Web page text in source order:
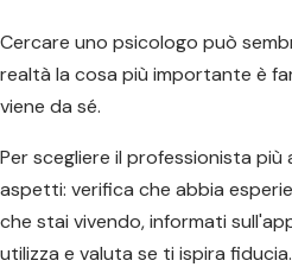
Cercare uno psicologo può
realtà la cosa più importante è
viene da sé.
Per scegliere il professionista
aspetti: verifica che abbia
che stai vivendo, informati
utilizza e valuta se ti ispira